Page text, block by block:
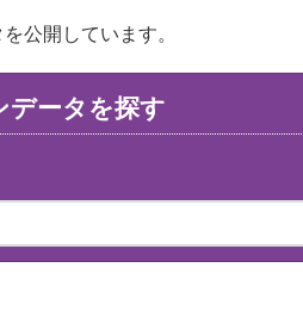
公開しています。
データを探す